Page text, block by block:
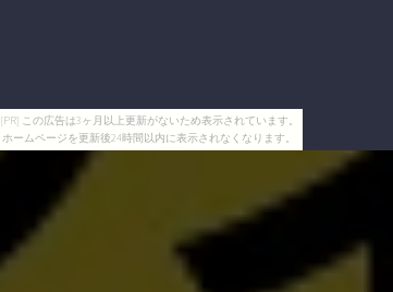
[PR] この広告は3ヶ月以上更新がないため表示されています。
ホームページを更新後24時間以内に表示されなくなります。